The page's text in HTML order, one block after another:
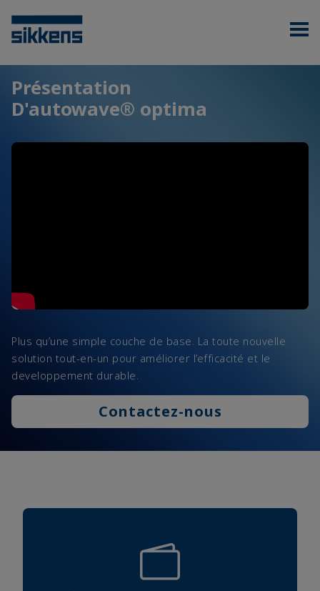
Présentation
D'autowave® optima
Plus qu’une simple couche de base. La toute nouvelle
solution tout-en-un pour améliorer l’efficacité et le
developpement durable.
Contactez-nous